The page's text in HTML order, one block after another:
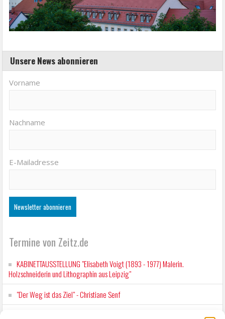
Unsere News abonnieren
Vorname
Nachname
E-Mailadresse
Termine von Zeitz.de
KABINETTAUSSTELLUNG "Elisabeth Voigt (1893 - 1977) Malerin.
Holzschneiderin und Lithographin aus Leipzig"
"Der Weg ist das Ziel" - Christiane Senf